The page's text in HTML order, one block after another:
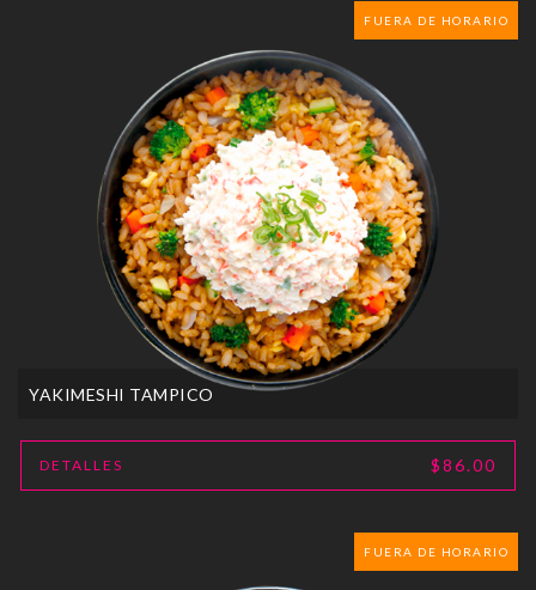
FUERA DE HORARIO
YAKIMESHI TAMPICO
DETALLES $86.00
FUERA DE HORARIO